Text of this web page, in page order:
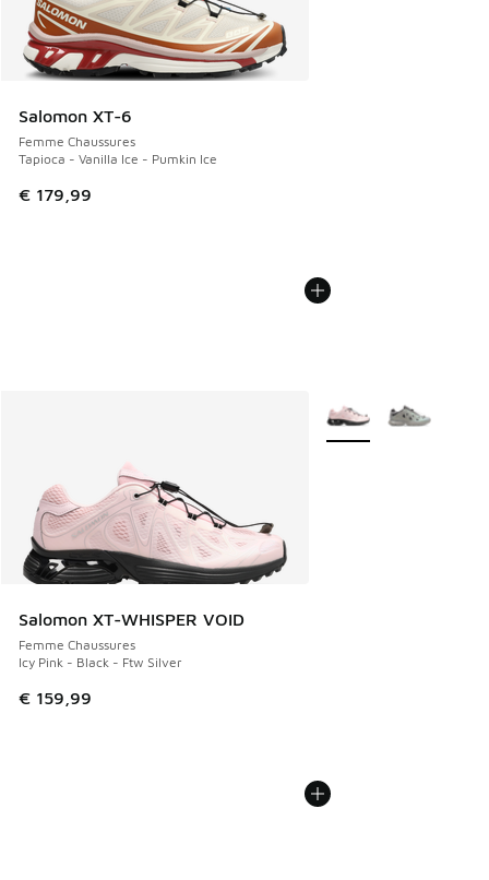
Salomon XT-6
Femme Chaussures
Tapioca - Vanilla Ice - Pumkin Ice
€ 179,99
Salomon XT-WHISPER VOID
Femme Chaussures
Icy Pink - Black - Ftw Silver
€ 159,99
Plus de couleurs